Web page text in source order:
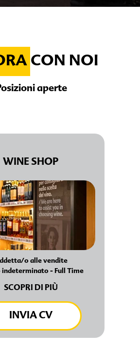
aperte
CON NOI
WINE SHOP
INVIA CV
o alle vendite
indeterminato - Full Time
SCOPRI DI PIÙ